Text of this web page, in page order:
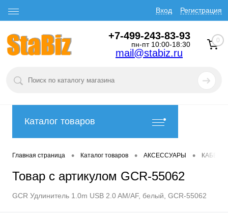
Вход Регистрация
+7-499-243-83-93
пн-пт 10:00-18:30
mail@stabiz.ru
0
Каталог товаров
Главная страница • Каталог товаров • АКСЕССУАРЫ •
Товар с артикулом GCR-55062
GCR Удлинитель 1.0m USB 2.0 AM/AF, белый, GCR-55062